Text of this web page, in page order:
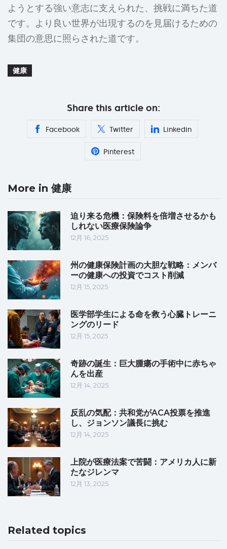
ようとする強い意志に支えられた、挑戦に満ちた道
です。より良い世界が出現するのを見届けるための
集団の意思に照らされた道です。
健康
Share this article on:
Facebook Twitter Linkedin
Pinterest
More in 健康
迫り来る危機：保険料を倍増させるかも
しれない医療保険論争
12月 16, 2025
州の健康保険計画の大胆な戦略：メンバ
ーの健康への投資でコスト削減
12月 15, 2025
医学部学生による命を救う心臓トレーニ
ングのリード
12月 15, 2025
奇跡の誕生：巨大腫瘍の手術中に赤ちゃ
んを出産
12月 14, 2025
反乱の気配：共和党がACA投票を推進
し、ジョンソン議長に挑む
12月 14, 2025
上院が医療法案で苦闘：アメリカ人に新
たなジレンマ
12月 13, 2025
Related topics